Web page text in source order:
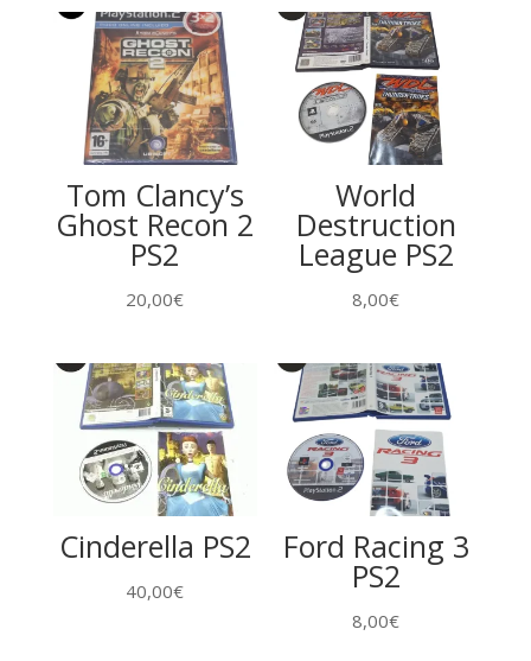
Tom Clancy’s
Ghost Recon 2
PS2
20,00€
World
Destruction
League PS2
8,00€
Cinderella PS2
40,00€
Ford Racing 3
PS2
8,00€